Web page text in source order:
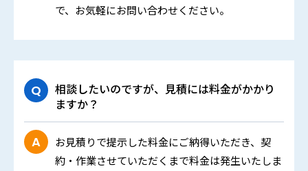
で、お気軽にお問い合わせください。
相談したいのですが、見積には料金がかかり
ますか？
お見積りで提示した料金にご納得いただき、契
約・作業させていただくまで料金は発生いたしま